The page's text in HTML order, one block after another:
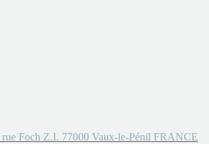
rue Foch Z.I. 77000 Vaux-le-Pénil FRANCE